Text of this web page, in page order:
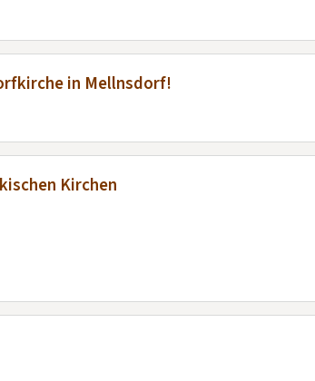
in Mellnsdorf!
Kirchen